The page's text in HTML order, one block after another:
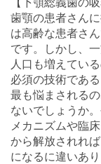
歯顎の患者さん
は高齢な患者さ
です。しかし、
人口も増えてい
必須の技術であ
最も悩まされる
ないでしょうか
メカニズムや臨
から解放されれ
になるに違いあ